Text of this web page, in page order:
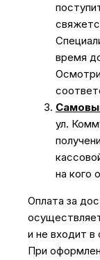
время
ул.
на кого
Оплата за
и не входит в
При